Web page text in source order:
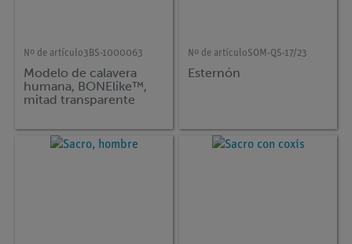
Nº de artículo3BS-1000063
Modelo de calavera
humana, BONElike™,
mitad transparente
Nº de artículoSOM-QS-17/23
Esternón